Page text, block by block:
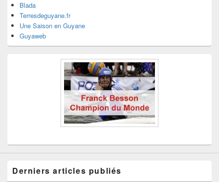
Blada
Terresdeguyane.fr
Une Saison en Guyane
Guyaweb
Derniers articles publiés